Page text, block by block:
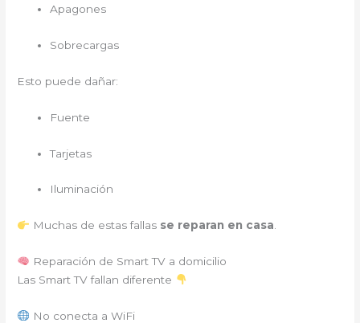
Apagones
Sobrecargas
Esto puede dañar:
Fuente
Tarjetas
Iluminación
Muchas de estas fallas se reparan en casa.
Reparación de Smart TV a domicilio
Las Smart TV fallan diferente
No conecta a WiFi